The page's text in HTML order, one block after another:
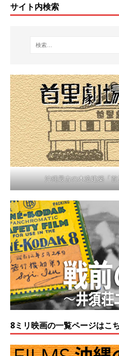
サイト内検索
沖縄最古の木造建築「
8ミリ映画の一覧ページはこ